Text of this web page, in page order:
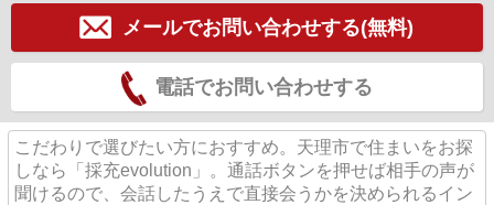
メールでお問い合わせする(無料)
電話でお問い合わせする
こだわりで選びたい方におすすめ。天理市で住まいをお探
しなら「採充evolution」。通話ボタンを押せば相手の声が
聞けるので、会話したうえで直接会うかを決められるイン